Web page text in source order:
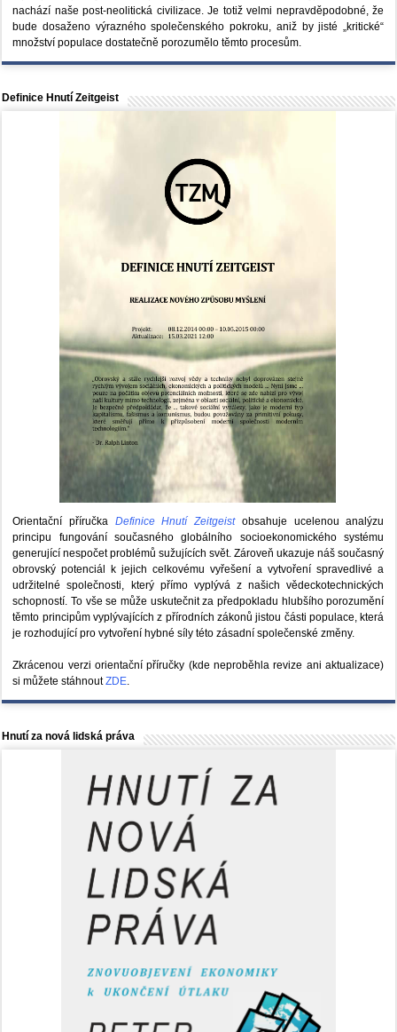
nachází naše post-neolitická civilizace. Je totiž velmi nepravděpodobné, že
bude dosaženo výrazného společenského pokroku, aniž by jisté „kritické“
množství populace dostatečně porozumělo těmto procesům.
Definice Hnutí Zeitgeist
Orientační příručka Definice Hnutí Zeitgeistobsahuje ucelenou analýzu
principu fungování současného globálního socioekonomického systému
generující nespočet problémů sužujících svět. Zároveň ukazuje náš současný
obrovský potenciál k jejich celkovému vyřešení a vytvoření spravedlivé a
udržitelné společnosti, který přímo vyplývá z našich vědeckotechnických
schopností. To vše se může uskutečnit za předpokladu hlubšího porozumění
těmto principům vyplývajících z přírodních zákonů jistou části populace, která
je rozhodující pro vytvoření hybné síly této zásadní společenské změny.
Zkrácenou verzi orientační příručky (kde neproběhla revize ani aktualizace)
si můžete stáhnoutZDE.
Hnutí za nová lidská práva